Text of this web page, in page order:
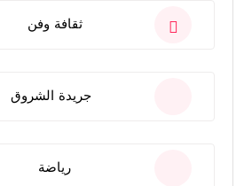
ثقافة وفن
جريدة الشروق
رياضة